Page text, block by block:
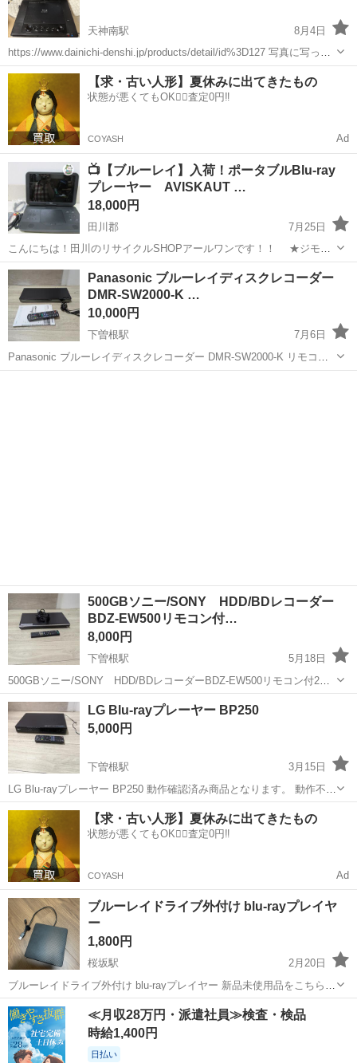
天神南駅
8月4日
https://www.dainichi-denshi.jp/products/detail/id%3D127 写真に写って
る内容でそろってます。 動作確認済み。 充電も可能です。 シガーソ
ケットからも給電できます。 ...
福岡 福岡市 天神南駅 映像プレーヤー、レコーダー
【求・古い人形】夏休みに出てきたもの
状態が悪くてもOK🙆‍♀️査定0円‼️
COYASH Ad
📺【ブルーレイ】入荷！ポータブルBlu-ray
プレーヤー AVISKAUT …
18,000円
田川郡
7月25日
こんにちは！田川のリサイクルSHOPアールワンです！！ ★ジモテ
ィー会員特典あり(^^♪ ※フォローよろしくです～ さて本日、買取→
販売は家電部門より ・ポータブルBlu-ray プレーヤー AVISKAUT
PB1...
福岡 田川郡 映像プレーヤー、レコーダー ダイソン
Panasonic ブルーレイディスクレコーダー
DMR-SW2000-K …
10,000円
下曽根駅
7月6日
Panasonic ブルーレイディスクレコーダー DMR-SW2000-K リモコン
付 動作確認済み商品となります。 動作不具合ございません。 本体、
500GBソニー/SONY HDD/BDレコーダー
BDZ-EW500リモコン付…
8,000円
下曽根駅
5月18日
500GBソニー/SONY HDD/BDレコーダーBDZ-EW500リモコン付2番
組同時録画 動作確認済み商品となります。 動作不具合ございません。
本体、リモコン、B-CASカード、ACケーブルの出品となります。 中
古...
福岡 北九州市 映像プレーヤー、レコーダー
BDZ
LG Blu-rayプレーヤー BP250
5,000円
下曽根駅
3月15日
LG Blu-rayプレーヤー BP250 動作確認済み商品となります。 動作不具
合ございません。 本体、リモコン、ACアダプタの出品となります。
中古品となりますので多少の傷汚れ等ございます。 画像にてご確認の
上、ご購...
福岡 北九州市 下曽根駅 映像プレーヤー、レコーダー
ACアダプタ
【求・古い人形】夏休みに出てきたもの
状態が悪くてもOK🙆‍♀️査定0円‼️
COYASH Ad
ブルーレイドライブ外付け blu-rayプレイヤ
ー
1,800円
桜坂駅
2月20日
ブルーレイドライブ外付け blu-rayプレイヤー 新品未使用品をこちらで
譲っていただきましたが、当方の端末と互換性がなかったため出品し
ます。 動作確認のため開封していますが、1度のみです。
福岡 福岡市 桜坂駅 映像プレーヤー、レコーダー
ブルーレイ
≪月収28万円・派遣社員≫検査・検品
時給1,400円
日払い